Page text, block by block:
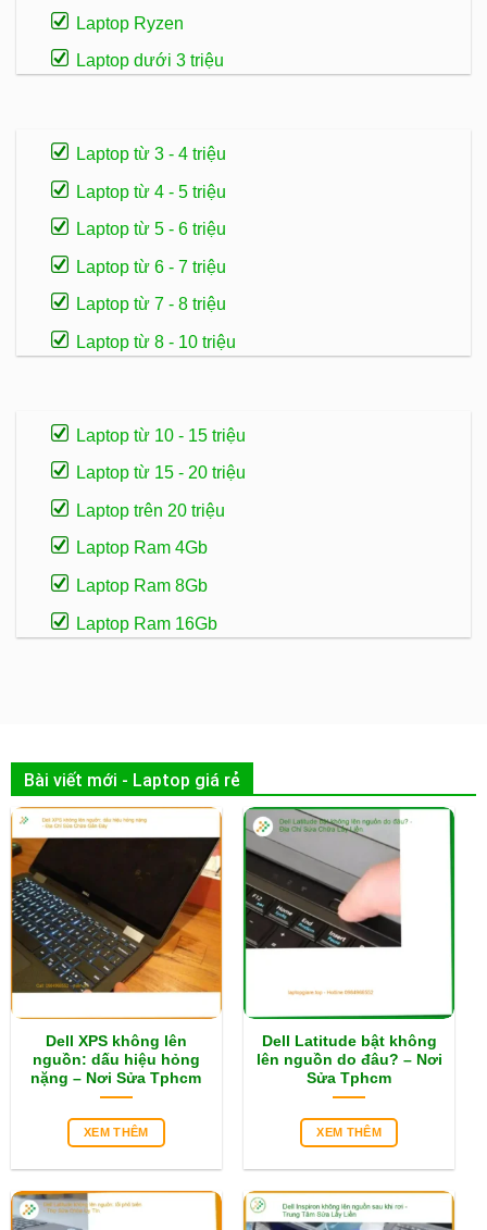
Laptop Ryzen
Laptop dưới 3 triệu
Laptop từ 3 - 4 triệu
Laptop từ 4 - 5 triệu
Laptop từ 5 - 6 triệu
Laptop từ 6 - 7 triệu
Laptop từ 7 - 8 triệu
Laptop từ 8 - 10 triệu
Laptop từ 10 - 15 triệu
Laptop từ 15 - 20 triệu
Laptop trên 20 triệu
Laptop Ram 4Gb
Laptop Ram 8Gb
Laptop Ram 16Gb
Bài viết mới - Laptop giá rẻ
Dell XPS không lên
nguồn: dấu hiệu hỏng
nặng – Nơi Sửa Tphcm
XEM THÊM
Dell Latitude bật không
lên nguồn do đâu? – Nơi
Sửa Tphcm
XEM THÊM